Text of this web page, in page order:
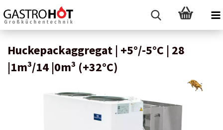
Huckepackaggregat | +5°/-5°C | 28
|1m³/14 |0m³ (+32°C)